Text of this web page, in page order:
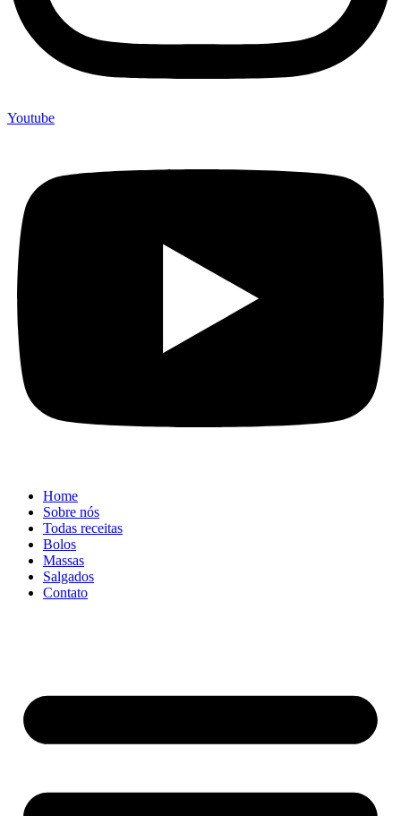
Youtube
Home
Sobre nós
Todas receitas
Bolos
Massas
Salgados
Contato